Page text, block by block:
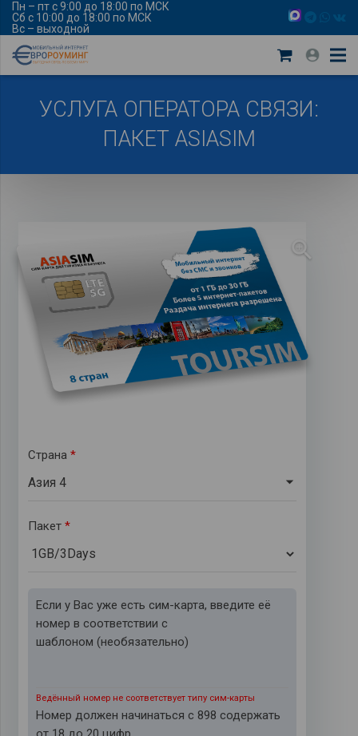
Пн – пт с 9:00 до 18:00 по МСК
Сб с 10:00 до 18:00 по МСК
Вс – выходной
УСЛУГА ОПЕРАТОРА СВЯЗИ:
ПАКЕТ ASIASIM
Страна *
Aзия 4
Пакет *
Если у Вас уже есть сим-карта, введите её
номер в соответствии с
шаблоном (необязательно)
Ведённый номер не соответствует типу сим-карты
Номер должен начинаться с 898 содержать